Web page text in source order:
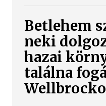
Betlehem
neki
hazai
találna